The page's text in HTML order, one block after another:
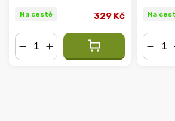
Na cestě 329 Kč Na